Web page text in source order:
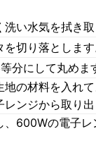
い水気を拭き取
切り落とします
分にして丸めま
地の材料を入れ
ンジから取り
、600Wの電子